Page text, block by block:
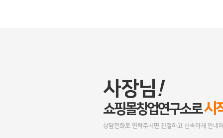
사장님!
쇼핑몰창업연구소로시
상담전화로 연락주시면 친절하고 신속하게 안내